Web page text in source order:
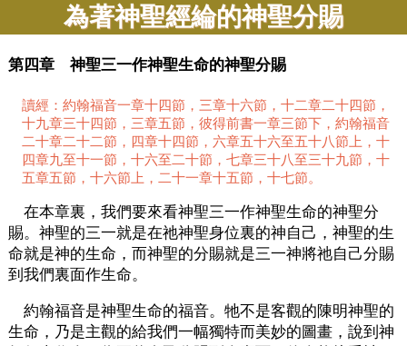
為著神聖經綸的神聖分賜
第四章 神聖三一作神聖生命的神聖分賜
讀經：約翰福音一章十四節，三章十六節，十二章二十四節，
十九章三十四節，三章五節，彼得前書一章三節下，約翰福音
二十章二十二節，四章十四節，六章五十六至五十八節上，十
四章九至十一節，十六至二十節，七章三十八至三十九節，十
五章五節，十六節上，二十一章十五節，十七節。
在本章裏，我們要來看神聖三一作神聖生命的神聖分
賜。神聖的三一就是在祂神聖身位裏的神自己，神聖的生
命就是神的生命，而神聖的分賜就是三一神將祂自己分賜
到我們裏面作生命。
約翰福音是神聖生命的福音。牠不是客觀的陳明神聖的
生命，乃是主觀的給我們一幅獨特而美妙的圖畫，說到神